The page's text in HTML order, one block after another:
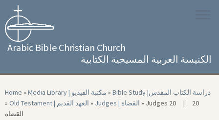
content
Arabic Bible Christian Church
الكنيسة العربية المسيحية الكتابية
Home » Media Library | مكتبة الفيديو »
Bible Study |‏ دراسة الكتاب المقدس
»
Old Testament | العهد القديم » Judges | القضاة » Judges 20 | 20
القضاة